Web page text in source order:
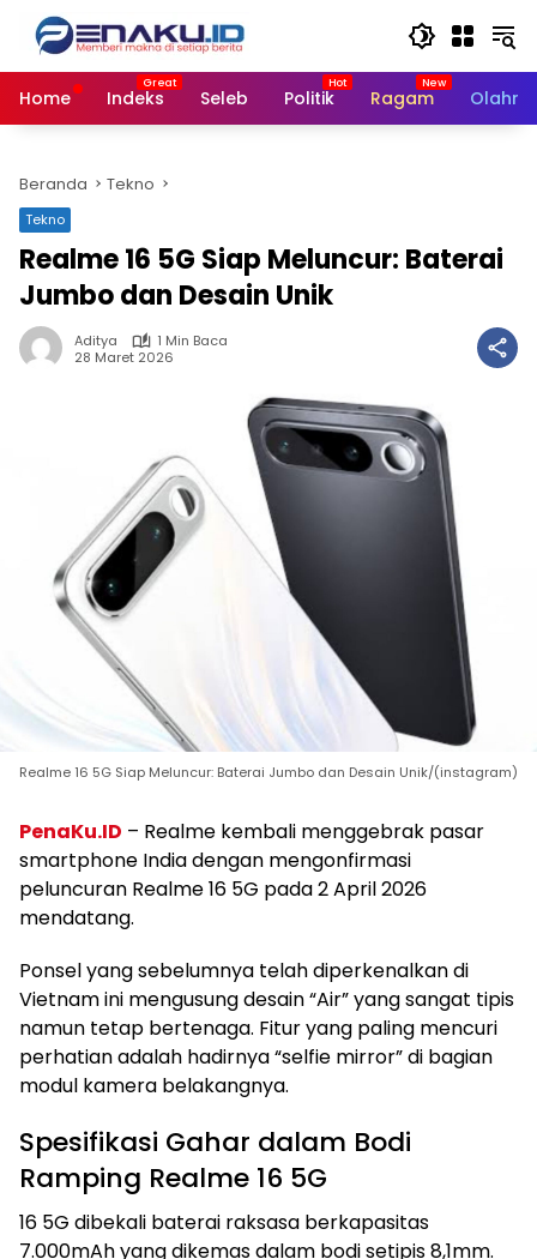
Langsung
konten
Home
Indeks Seleb Politik Ragam
Beranda Tekno
Tekno
Realme 16 5G Siap Meluncur: Baterai
Jumbo dan Desain Unik
Aditya
1 Min Baca
28 Maret 2026
Realme 16 5G Siap Meluncur: Baterai Jumbo dan Desain Unik/(instagram)
PenaKu.ID – Realme kembali menggebrak pasar
smartphone India dengan mengonfirmasi
peluncuran Realme 16 5G pada 2 April 2026
mendatang.
Ponsel yang sebelumnya telah diperkenalkan di
Vietnam ini mengusung desain “Air” yang sangat tipis
namun tetap bertenaga. Fitur yang paling mencuri
perhatian adalah hadirnya “selfie mirror” di bagian
modul kamera belakangnya.
Spesifikasi Gahar dalam Bodi
Ramping Realme 16 5G
16 5G dibekali baterai raksasa berkapasitas
7.000mAh yang dikemas dalam bodi setipis 8,1mm.